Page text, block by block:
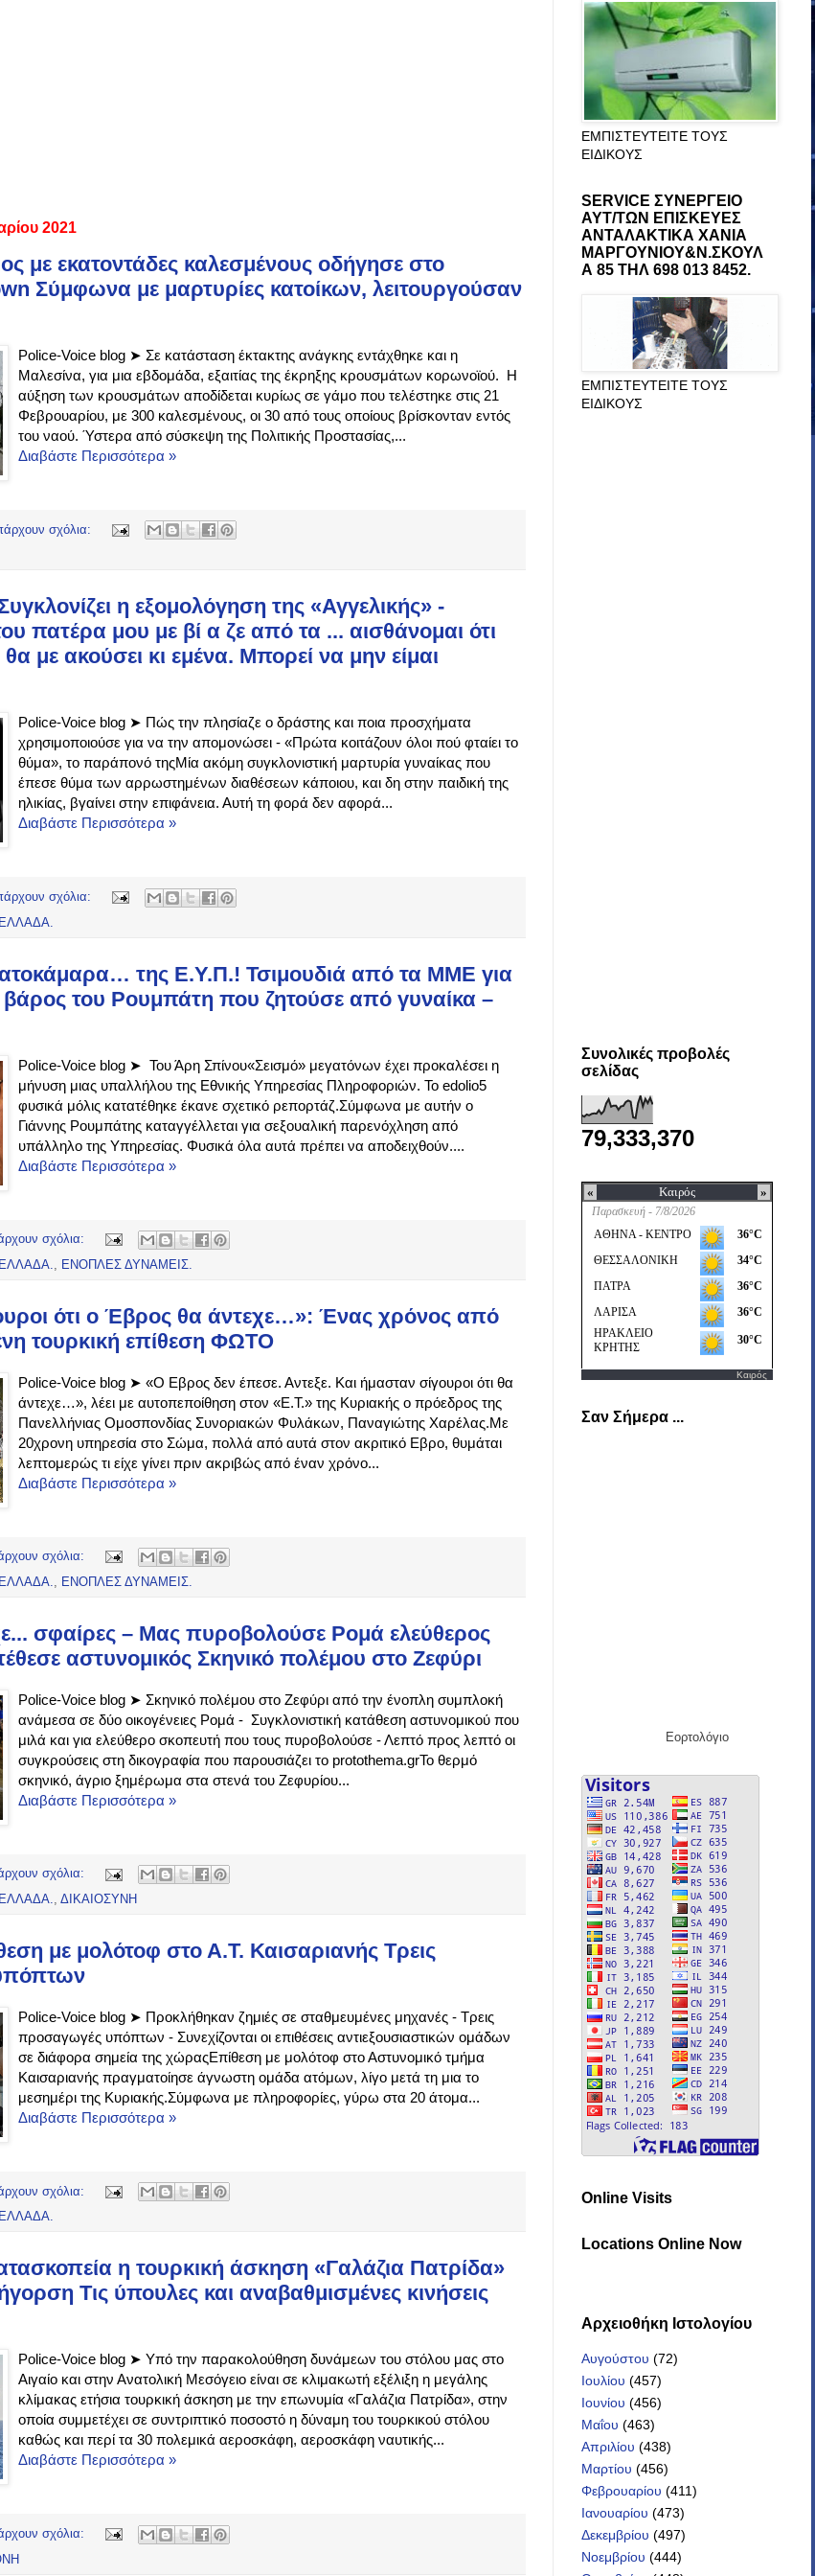
2021
με εκατοντάδες καλεσμένους οδήγησε στο
Σύμφωνα με μαρτυρίες κατοίκων, λειτουργούσαν
Police-Voice blog ➤ Σε κατάσταση έκτακτης ανάγκης εντάχθηκε και η
Μαλεσίνα, για μια εβδομάδα, εξαιτίας της έκρηξης κρουσμάτων κορωνοϊού. Η
αύξηση των κρουσμάτων αποδίδεται κυρίως σε γάμο που τελέστηκε στις 21
Φεβρουαρίου, με 300 καλεσμένους, οι 30 από τους οποίους βρίσκονταν εντός
του ναού. Ύστερα από σύσκεψη της Πολιτικής Προστασίας,...
Διαβάστε Περισσότερα »
σχόλια:
η εξομολόγηση της «Αγγελικής» -
πατέρα μου με βί α ζε από τα ... αισθάνομαι ότι
με ακούσει κι εμένα. Μπορεί να μην είμαι
Police-Voice blog ➤ Πώς την πλησίαζε ο δράστης και ποια προσχήματα
χρησιμοποιούσε για να την απομονώσει - «Πρώτα κοιτάζουν όλοι πού φταίει το
θύμα», το παράπονό τηςΜία ακόμη συγκλονιστική μαρτυρία γυναίκας που
έπεσε θύμα των αρρωστημένων διαθέσεων κάποιου, και δη στην παιδική της
ηλικίας, βγαίνει στην επιφάνεια. Αυτή τη φορά δεν αφορά...
Διαβάστε Περισσότερα »
σχόλια:
της Ε.Υ.Π.! Τσιμουδιά από τα ΜΜΕ για
του Ρουμπάτη που ζητούσε από γυναίκα –
Police-Voice blog ➤ Του Άρη Σπίνου«Σεισμό» μεγατόνων έχει προκαλέσει η
μήνυση μιας υπαλλήλου της Εθνικής Υπηρεσίας Πληροφοριών. Το edolio5
φυσικά μόλις κατατέθηκε έκανε σχετικό ρεπορτάζ.Σύμφωνα με αυτήν ο
Γιάννης Ρουμπάτης καταγγέλλεται για σεξουαλική παρενόχληση από
υπάλληλο της Υπηρεσίας. Φυσικά όλα αυτά πρέπει να αποδειχθούν....
Διαβάστε Περισσότερα »
σχόλια:
, ΕΝΟΠΛΕΣ ΔΥΝΑΜΕΙΣ.
ότι ο Έβρος θα άντεχε…»: Ένας χρόνος από
τουρκική επίθεση ΦΩΤΟ
Police-Voice blog ➤ «Ο Εβρος δεν έπεσε. Αντεξε. Και ήμασταν σίγουροι ότι θα
άντεχε…», λέει με αυτοπεποίθηση στον «Ε.Τ.» της Κυριακής ο πρόεδρος της
Πανελλήνιας Ομοσπονδίας Συνοριακών Φυλάκων, Παναγιώτης Χαρέλας.Με
20χρονη υπηρεσία στο Σώμα, πολλά από αυτά στον ακριτικό Εβρο, θυμάται
λεπτομερώς τι είχε γίνει πριν ακριβώς από έναν χρόνο...
Διαβάστε Περισσότερα »
σχόλια:
, ΕΝΟΠΛΕΣ ΔΥΝΑΜΕΙΣ.
σφαίρες – Μας πυροβολούσε Ρομά ελεύθερος
αστυνομικός Σκηνικό πολέμου στο Ζεφύρι
Police-Voice blog ➤ Σκηνικό πολέμου στο Ζεφύρι από την ένοπλη συμπλοκή
ανάμεσα σε δύο οικογένειες Ρομά - Συγκλονιστική κατάθεση αστυνομικού που
μιλά και για ελεύθερο σκοπευτή που τους πυροβολούσε - Λεπτό προς λεπτό οι
συγκρούσεις στη δικογραφία που παρουσιάζει το protothema.grΤο θερμό
σκηνικό, άγριο ξημέρωμα στα στενά του Ζεφυρίου...
Διαβάστε Περισσότερα »
σχόλια:
, ΔΙΚΑΙΟΣΥΝΗ
με μολότοφ στο Α.Τ. Καισαριανής Τρεις
Police-Voice blog ➤ Προκλήθηκαν ζημιές σε σταθμευμένες μηχανές - Τρεις
προσαγωγές υπόπτων - Συνεχίζονται οι επιθέσεις αντιεξουσιαστικών ομάδων
σε διάφορα σημεία της χώραςΕπίθεση με μολότοφ στο Αστυνομικό τμήμα
Καισαριανής πραγματοίησε άγνωστη ομάδα ατόμων, λίγο μετά τη μια το
μεσημέρι της Κυριακής.Σύμφωνα με πληροφορίες, γύρω στα 20 άτομα...
Διαβάστε Περισσότερα »
σχόλια:
η τουρκική άσκηση «Γαλάζια Πατρίδα»
Τις ύπουλες και αναβαθμισμένες κινήσεις
Police-Voice blog ➤ Υπό την παρακολούθηση δυνάμεων του στόλου μας στο
Αιγαίο και στην Ανατολική Μεσόγειο είναι σε κλιμακωτή εξέλιξη η μεγάλης
κλίμακας ετήσια τουρκική άσκηση με την επωνυμία «Γαλάζια Πατρίδα», στην
οποία συμμετέχει σε συντριπτικό ποσοστό η δύναμη του τουρκικού στόλου
καθώς και περί τα 30 πολεμικά αεροσκάφη, αεροσκάφη ναυτικής...
Διαβάστε Περισσότερα »
σχόλια:
ΕΜΠΙΣΤΕΥΤΕΙΤΕ ΤΟΥΣ
ΕΙΔΙΚΟΥΣ
SERVICE ΣΥΝΕΡΓΕΙΟ
ΑΥΤ/ΤΩΝ ΕΠΙΣΚΕΥΕΣ
ΑΝΤΑΛΑΚΤΙΚΑ ΧΑΝΙΑ
ΜΑΡΓΟΥΝΙΟΥ&Ν.ΣΚΟΥΛ
Α 85 ΤΗΛ 698 013 8452.
ΕΜΠΙΣΤΕΥΤΕΙΤΕ ΤΟΥΣ
ΕΙΔΙΚΟΥΣ
Συνολικές προβολές
σελίδας
79,333,370
Καιρός
Σαν Σήμερα ...
Εορτολόγιο
Online Visits
Locations Online Now
Αρχειοθήκη Iστολογίου
Αυγούστου (72)
Ιουλίου (457)
Ιουνίου (456)
Μαΐου (463)
Απριλίου (438)
Μαρτίου (456)
Φεβρουαρίου (411)
Ιανουαρίου (473)
Δεκεμβρίου (497)
Νοεμβρίου (444)